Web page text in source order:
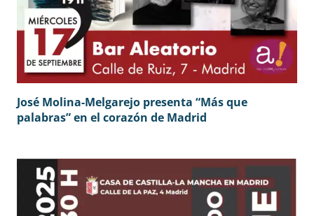
José Molina-Melgarejo presenta “Más que
palabras” en el corazón de Madrid